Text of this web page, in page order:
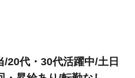
20代・30代活躍中/土日